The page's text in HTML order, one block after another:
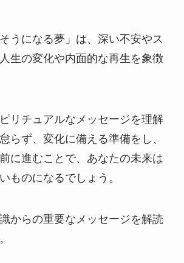
うになる夢」は、深い不安やス
生の変化や内面的な再生を象徴
リチュアルなメッセージを理解
らず、変化に備える準備をし、
に進むことで、あなたの未来は
ものになるでしょう。
からの重要なメッセージを解読